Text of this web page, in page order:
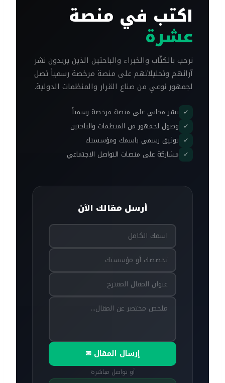
اكتب في منصة
عشرة
نرحب بالكتّاب والخبراء والباحثين الذين يريدون نشر
آرائهم وتحليلاتهم على منصة مرخصة رسمياً تصل
لجمهور نوعي من صناع القرار والمنظمات الدولية.
✓ نشر مجاني على منصة مرخصة رسمياً
✓ وصول لجمهور من المنظمات والباحثين
✓ توثيق رسمي باسمك ومؤسستك
✓ مشاركة على منصات التواصل الاجتماعي
أرسل مقالك الآن
إرسال المقال ✉
أو تواصل مباشرة